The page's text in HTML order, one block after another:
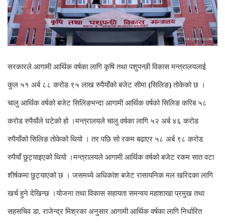
सरकारले आगामी आर्थिक वर्षका लागि कृषि तथा पशुपन्छी विकास मन्त्रालयलाई
कुल ५१ अर्ब ८८ करोड ९५ लाख रुपैयाँको बजेट सीमा (सिलिङ) तोकेको छ ।
चालु आर्थिक वर्षको बजेट सिलिङभन्दा आगामी आर्थिक वर्षको सिलिङ करिब ५८
करोड रुपैयाँले घटेको हो ।मन्त्रालयले चालु वर्षका लागि ५२ अर्ब ४६ करोड
रुपैयाँको सिलिङ तोकेको थियो । तर पछि सो रकम बढाएर ५८ अर्ब ९८ करोड
रुपैयाँ छुट्याइएको थियो ।मन्त्रालयले आगामी आर्थिक वर्षको बजेट रकम सात वटा
शीर्षकमा छुट्याएको छ । जसमध्ये अधिकांश बजेट रासायनिक मल खरिदका लागि
खर्च हुने देखिन्छ ।योजना तथा विकास सहायता समन्वय महाशाखा प्रमुख तथा
सहसचिव डा. राजेन्द्र मिश्रका अनुसार आगामी आर्थिक वर्षका लागि निर्धारित